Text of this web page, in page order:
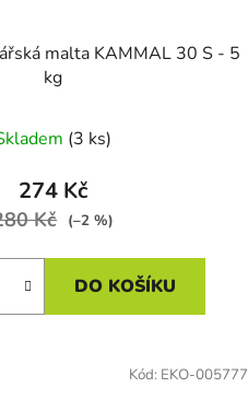
malta KAMMAL 30 S - 5
kg
(3 ks)
274 Kč
Kč (–2 %)
DO KOŠÍKU
Kód: EKO-005777